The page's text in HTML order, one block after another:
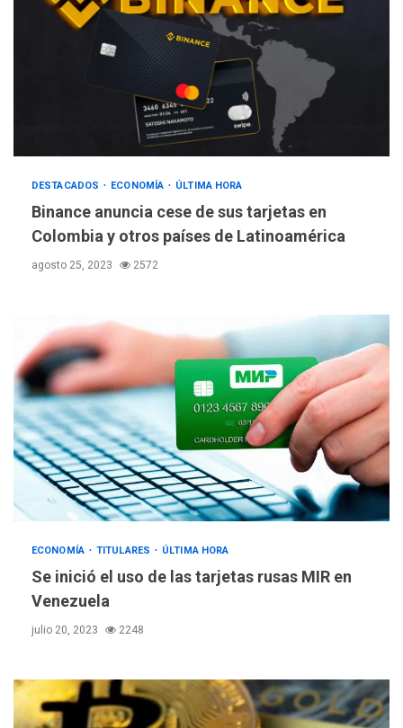
DESTACADOS ECONOMÍA ÚLTIMA HORA
Binance anuncia cese de sus tarjetas en
Colombia y otros países de Latinoamérica
agosto 25, 2023 2572
ECONOMÍA TITULARES ÚLTIMA HORA
Se inició el uso de las tarjetas rusas MIR en
Venezuela
julio 20, 2023 2248
3
ÚLTIMA HORA
Hutíes de Yemen dicen que
Instituciones estadales se
suman al Plan Agosto de